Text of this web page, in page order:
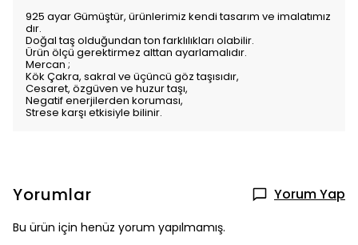
925 ayar Gümüştür, ürünlerimiz kendi tasarım ve imalatımız
dır.
Doğal taş olduğundan ton farklılıkları olabilir.
Ürün ölçü gerektirmez alttan ayarlamalıdır.
Mercan ;
Kök Çakra, sakral ve üçüncü göz taşısıdır,
Cesaret, özgüven ve huzur taşı,
Negatif enerjilerden koruması,
Strese karşı etkisiyle bilinir.
Yorumlar Yorum Yap
Bu ürün için henüz yorum yapılmamış.